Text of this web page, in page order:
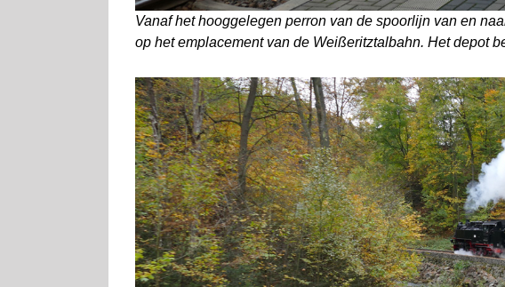
Vanaf het hooggelegen perron van de spoorlijn van en
op het emplacement van de Weißeritztalbahn. Het depot